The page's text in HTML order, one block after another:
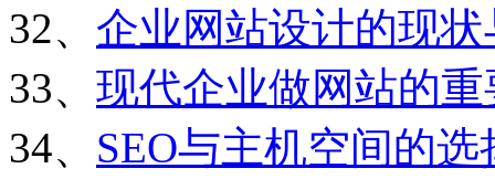
32、 企业网站设计的现
33、 现代企业做网站的重
34、 SEO与主机空间的选